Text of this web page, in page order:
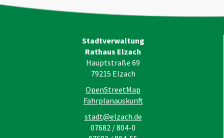
Stadtverwaltung
Rathaus Elzach
Hauptstraße 69
79215 Elzach
OpenStreetMap
Fahrplanauskunft
stadt@elzach.de
07682 / 804-0